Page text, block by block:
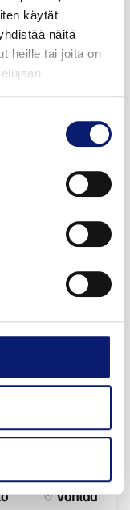
käytät
näitä
heille tai joita on
Esittelyauto
alk. 1 015 €/kk
Vantaa